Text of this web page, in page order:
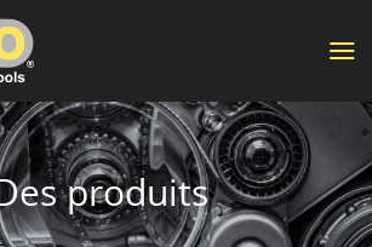
produits